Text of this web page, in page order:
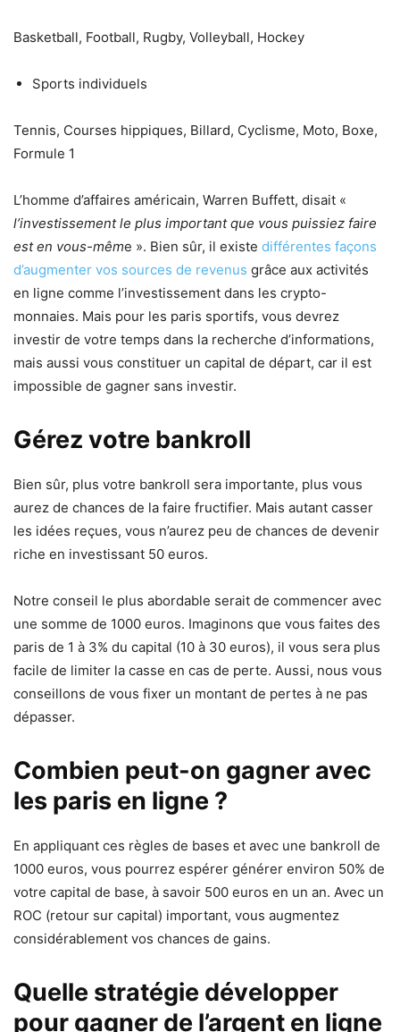
Basketball, Football, Rugby, Volleyball, Hockey
Sports individuels
Tennis, Courses hippiques, Billard, Cyclisme, Moto, Boxe,
Formule 1
L’homme d’affaires américain, Warren Buffett, disait «
l’investissement le plus important que vous puissiez faire
est en vous-même ». Bien sûr, il existe différentes façons
d’augmenter vos sources de revenus grâce aux activités
en ligne comme l’investissement dans les crypto-
monnaies. Mais pour les paris sportifs, vous devrez
investir de votre temps dans la recherche d’informations,
mais aussi vous constituer un capital de départ, car il est
impossible de gagner sans investir.
Gérez votre bankroll
Bien sûr, plus votre bankroll sera importante, plus vous
aurez de chances de la faire fructifier. Mais autant casser
les idées reçues, vous n’aurez peu de chances de devenir
riche en investissant 50 euros.
Notre conseil le plus abordable serait de commencer avec
une somme de 1000 euros. Imaginons que vous faites des
paris de 1 à 3% du capital (10 à 30 euros), il vous sera plus
facile de limiter la casse en cas de perte. Aussi, nous vous
conseillons de vous fixer un montant de pertes à ne pas
dépasser.
Combien peut-on gagner avec
les paris en ligne ?
En appliquant ces règles de bases et avec une bankroll de
1000 euros, vous pourrez espérer générer environ 50% de
votre capital de base, à savoir 500 euros en un an. Avec un
ROC (retour sur capital) important, vous augmentez
considérablement vos chances de gains.
Quelle stratégie développer
pour gagner de l’argent en ligne